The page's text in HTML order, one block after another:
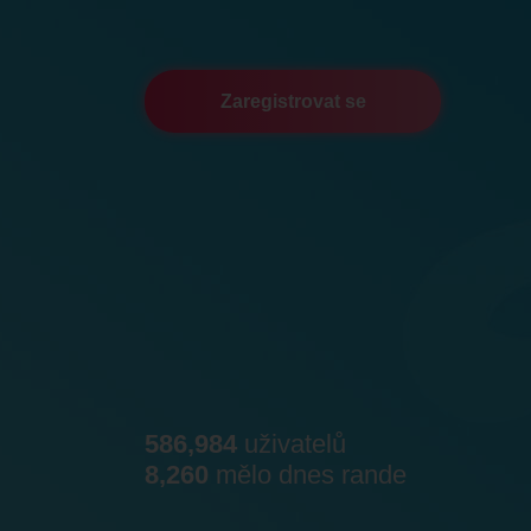
Zaregistrovat se
586,984 uživatelů
8,260 mělo dnes rande